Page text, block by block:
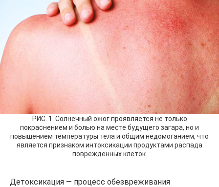
РИС. 1. Солнечный ожог проявляется не только
покраснением и болью на месте будущего загара, но и
повышением температуры тела и общим недомоганием, что
является признаком интоксикации продуктами распада
поврежденных клеток.
Детоксикация — процесс обезвреживания